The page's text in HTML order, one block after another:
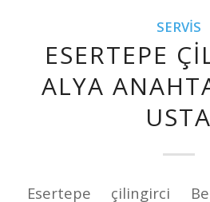
SERVIS
ESERTEPE
ALYA
USTA
Esertepe çilingirci